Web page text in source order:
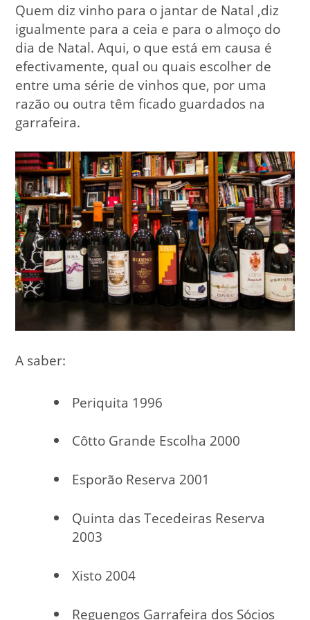
Quem diz vinho para o jantar de Natal ,diz
igualmente para a ceia e para o almoço do
dia de Natal. Aqui, o que está em causa é
efectivamente, qual ou quais escolher de
entre uma série de vinhos que, por uma
razão ou outra têm ficado guardados na
garrafeira.
A saber:
Periquita 1996
Côtto Grande Escolha 2000
Esporão Reserva 2001
Quinta das Tecedeiras Reserva
2003
Xisto 2004
Reguengos Garrafeira dos Sócios